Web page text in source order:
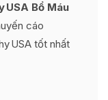
USA Bổ Máu
cáo
USA tốt nhất